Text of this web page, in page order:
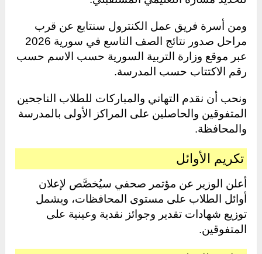
ومن أسرة فريق عمل الكنترول سنتابع عن قرب
مراحل صدور نتائج الصف التاسع في سورية 2026
عبر موقع وزارة التربية السورية حسب الاسم حسب
رقم الاكتتاب حسب المدرسة.
ونحب أن نقدم التهاني والمباركات للطلاب الناجحين
المتفوقين والحاصلين على المراكز الأولى بالمدرسة
والمحافظة.
تكريم الأوائل
أعلن الوزير عن مؤتمر صحفي سيُخصَّص لإعلان
أوائل الطلاب على مستوى المحافظات، ويشمل
توزيع شهادات تقدير وجوائز نقدية وعينية على
المتفوقين.